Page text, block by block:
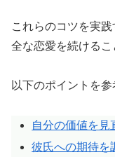
これらのコツを実
全な恋愛を続けるこ
以下のポイントを参
自分の価値を見
彼氏への期待を